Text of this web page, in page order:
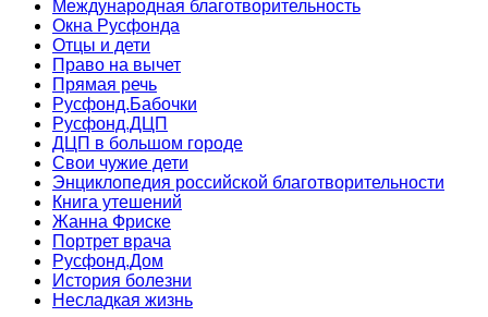
Международная благотворительность
Окна Русфонда
Отцы и дети
Право на вычет
Прямая речь
Русфонд.Бабочки
Русфонд.ДЦП
ДЦП в большом городе
Свои чужие дети
Энциклопедия российской благотворительности
Книга утешений
Жанна Фриске
Портрет врача
Русфонд.Дом
История болезни
Несладкая жизнь